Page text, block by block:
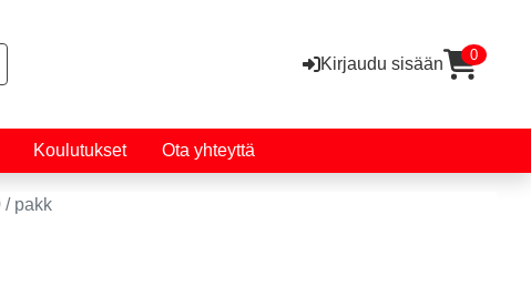
Kirjaudu sisään 0
Koulutukset Ota yhteyttä
/ pakk